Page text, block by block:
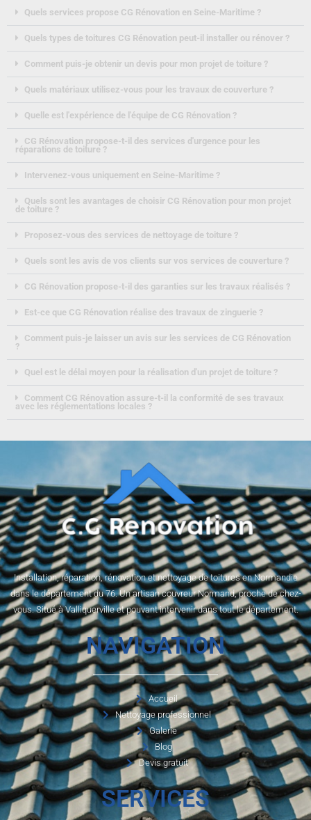
Quels services propose CG Rénovation en Seine-Maritime ?
Quels types de toitures CG Rénovation peut-il installer ou rénover ?
Comment puis-je obtenir un devis pour mon projet de toiture ?
Quels matériaux utilisez-vous pour les travaux de couverture ?
Quelle est l'expérience de l'équipe de CG Rénovation ?
CG Rénovation propose-t-il des services d'urgence pour les
réparations de toiture ?
Intervenez-vous uniquement en Seine-Maritime ?
Quels sont les avantages de choisir CG Rénovation pour mon projet
de toiture ?
Proposez-vous des services de nettoyage de toiture ?
Quels sont les avis de vos clients sur vos services de couverture ?
CG Rénovation propose-t-il des garanties sur les travaux réalisés ?
Est-ce que CG Rénovation réalise des travaux de zinguerie ?
Comment puis-je laisser un avis sur les services de CG Rénovation
?
Quel est le délai moyen pour la réalisation d'un projet de toiture ?
Comment CG Rénovation assure-t-il la conformité de ses travaux
avec les réglementations locales ?
Installation, réparation, rénovation et nettoyage de toitures en Normandie
dans le département du 76. Un artisan couvreur Normand, proche de chez-
vous. Situé à Valliquerville et pouvant intervenir dans tout le département.
NAVIGATION
Accueil
Nettoyage professionnel
Galerie
Blog
Devis gratuit
SERVICES